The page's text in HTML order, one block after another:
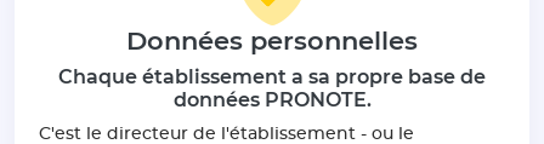
Données personnelles
Chaque établissement a sa propre base de
données PRONOTE.
C'est le directeur de l'établissement - ou le